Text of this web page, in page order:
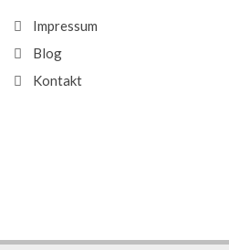
Impressum
Blog
Kontakt